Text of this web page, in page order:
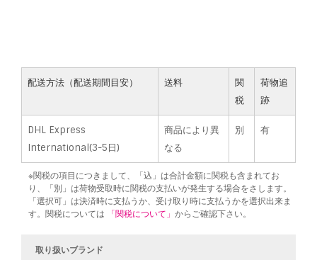
配送方法（配送期間目安） 送料
関
税
荷物追
跡
DHL Express
International(3-5日)
商品により異
なる
別 有
※関税の項目につきまして、「込」は合計金額に関税も含まれてお
り、「別」は荷物受取時に関税の支払いが発生する場合をさします。
「選択可」は決済時に支払うか、受け取り時に支払うかを選択出来ま
す。関税については
「関税について」 からご確認下さい。
取り扱いブランド